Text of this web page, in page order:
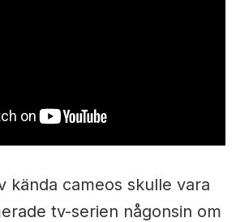
kända cameos skulle vara
tv-serien någonsin om